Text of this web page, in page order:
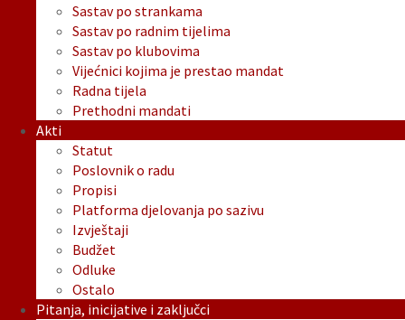
Sastav po strankama
Sastav po radnim tijelima
Sastav po klubovima
Vijećnici kojima je prestao mandat
Radna tijela
Prethodni mandati
Akti
Statut
Poslovnik o radu
Propisi
Platforma djelovanja po sazivu
Izvještaji
Budžet
Odluke
Ostalo
Pitanja, inicijative i zaključci